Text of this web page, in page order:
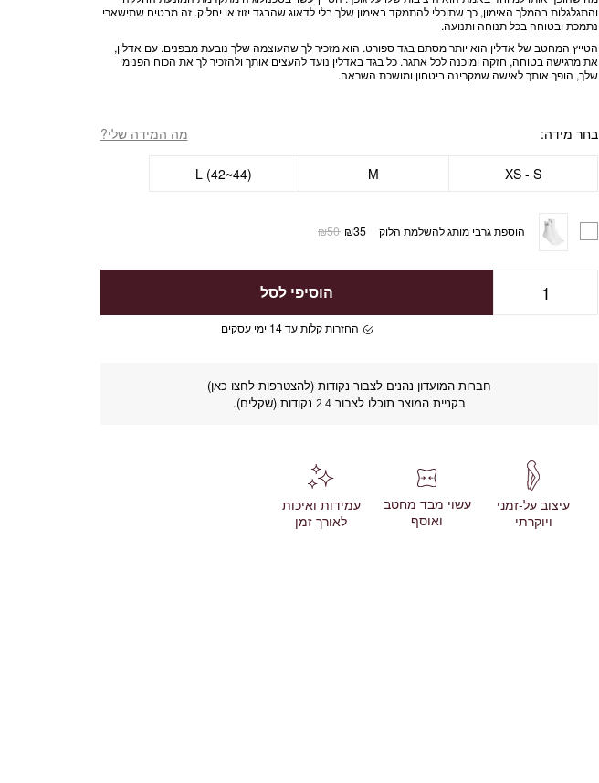
והתגלגלות בהמלך האימון, כך שתוכלי להתמקד באימון שלך בלי לדאוג שהבגד יזוז או יחליק. זה מבטיח שתישארי
נתמכת ובטוחה בכל תנוחה ותנועה.
הטייץ המחטב של אדלין הוא יותר מסתם בגד ספורט. הוא מזכיר לך שהעוצמה שלך נובעת מבפנים. עם אדלין,
את מרגישה בטוחה, חזקה ומוכנה לכל אתגר. כל בגד באדלין נועד להעצים אותך ולהזכיר לך את הכוח הפנימי
שלך, הופך אותך לאישה שמקרינה ביטחון ומושכת השראה.
בחר מידה מה המידה שלי?
XS - S
M
L (42~44)
הוספת גרבי מותג להשלמת הלוק ₪50 ₪35
הוסיפי לסל
החזרות קלות עד 14 ימי עסקים
חברות המועדון נהנים לצבור נקודות (להצטרפות לחצו כאן)
בקניית המוצר תוכלו לצבור2.4 נקודות (שקלים).
עיצוב על-זמני
ויוקרתי
עשוי מבד מחטב
ואוסף
עמידות ואיכות
לאורך זמן